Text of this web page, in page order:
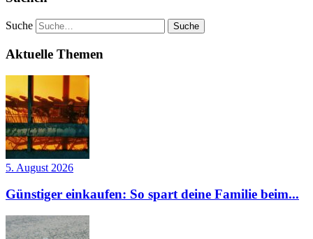
Suche
Aktuelle Themen
5. August 2026
Günstiger einkaufen: So spart deine Familie beim...